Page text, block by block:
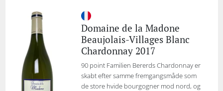
Domaine de la Madone
Beaujolais-Villages Blanc
Chardonnay 2017
90 point Familien Bererds Chardonnay er
skabt efter samme fremgangsmåde som
de store hvide bourgogner mod nord, og